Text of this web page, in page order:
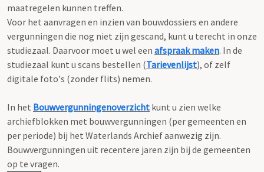
maatregelen kunnen treffen.
Voor het aanvragen en inzien van bouwdossiers en andere
vergunningen die nog niet zijn gescand, kunt u terecht in onze
studiezaal. Daarvoor moet u wel een afspraak maken. In de
studiezaal kunt u scans bestellen (Tarievenlijst), of zelf
digitale foto's (zonder flits) nemen.
In het Bouwvergunningenoverzicht kunt u zien welke
archiefblokken met bouwvergunningen (per gemeenten en
per periode) bij het Waterlands Archief aanwezig zijn.
Bouwvergunningen uit recentere jaren zijn bij de gemeenten
op te vragen.